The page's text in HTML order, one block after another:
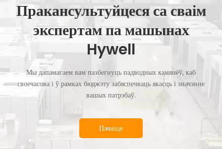
Пракансультуйцеся са сваім
экспертам па машынах
Hywell
Мы дапамагаем вам пазбегнуць падводных камянёў, каб
своечасова і ў рамках бюджэту забяспечваць якасць і значэнне
вашых патрэбаў.
Пачніце